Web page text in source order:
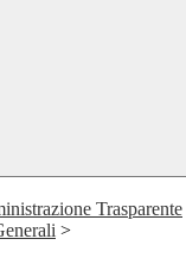
Trasparente
>